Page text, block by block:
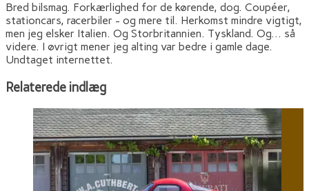
Bred bilsmag. Forkærlighed for de kørende, dog. Coupéer,
stationcars, racerbiler - og mere til. Herkomst mindre vigtigt,
men jeg elsker Italien. Og Storbritannien. Tyskland. Og... så
videre. I øvrigt mener jeg alting var bedre i gamle dage.
Undtaget internettet.
Relaterede indlæg